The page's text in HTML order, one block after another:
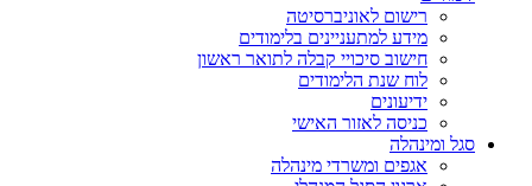
רישום לאוניברסיטה
מידע למתעניינים בלימודים
חישוב סיכויי קבלה לתואר ראשון
לוח שנת הלימודים
ידיעונים
כניסה לאזור האישי
סגל ומינהלה
אגפים ומשרדי מינהלה